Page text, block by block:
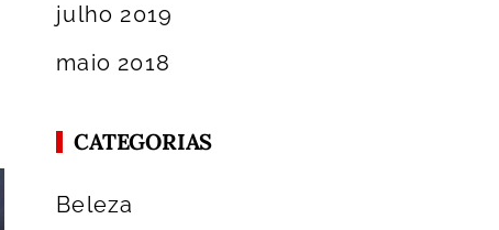
julho 2019
maio 2018
CATEGORIAS
Beleza